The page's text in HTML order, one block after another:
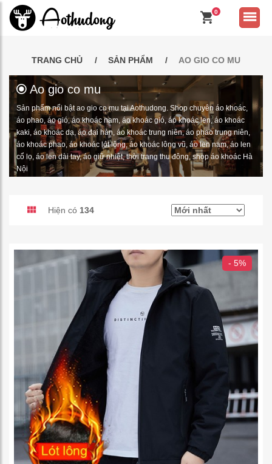
0
TRANG CHỦ SẢN PHẨM AO GIO CO MU
Ao gio co mu
Sản phẩm nổi bật ao gio co mu tại Aothudong. Shop chuyên áo khoác,
áo phao, áo gió, áo khoác nam, áo khoác gió, áo khoác len, áo khoác
kaki, áo khoác dạ, áo đại hàn, áo khoác trung niên, áo phao trung niên,
áo khoác phao, áo khoác lót lông, áo khoác lông vũ, áo len nam, áo len
cổ lọ, áo len dài tay, áo giữ nhiệt, thời trang thu đông, shop áo khoác Hà
Nội
Hiện có 134
- 5%